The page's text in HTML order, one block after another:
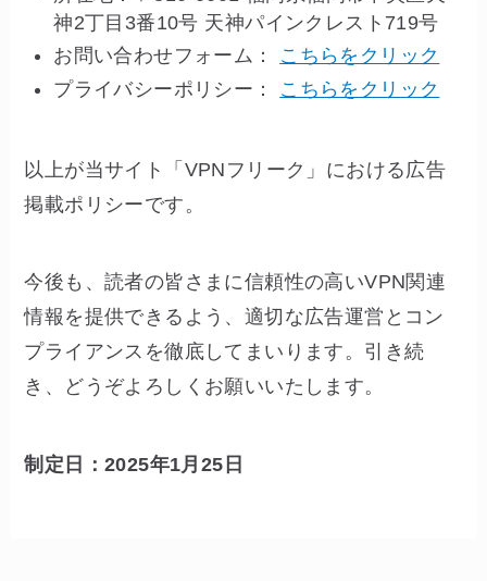
神2丁目3番10号 天神パインクレスト719号
お問い合わせフォーム： こちらをクリック
プライバシーポリシー： こちらをクリック
以上が当サイト「VPNフリーク」における広告
掲載ポリシーです。
今後も、読者の皆さまに信頼性の高いVPN関連
情報を提供できるよう、適切な広告運営とコン
プライアンスを徹底してまいります。引き続
き、どうぞよろしくお願いいたします。
制定日：2025年1月25日